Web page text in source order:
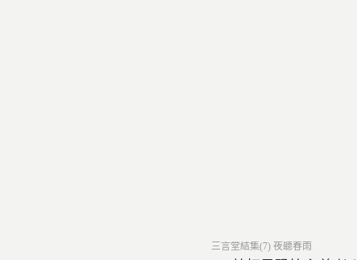
Posted
三言堂結集(7) 夜聽春雨